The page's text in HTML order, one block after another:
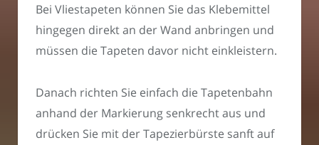
Bei Vliestapeten können Sie das Klebemittel
hingegen direkt an der Wand anbringen und
müssen die Tapeten davor nicht einkleistern.
Danach richten Sie einfach die Tapetenbahn
anhand der Markierung senkrecht aus und
drücken Sie mit der Tapezierbürste sanft auf